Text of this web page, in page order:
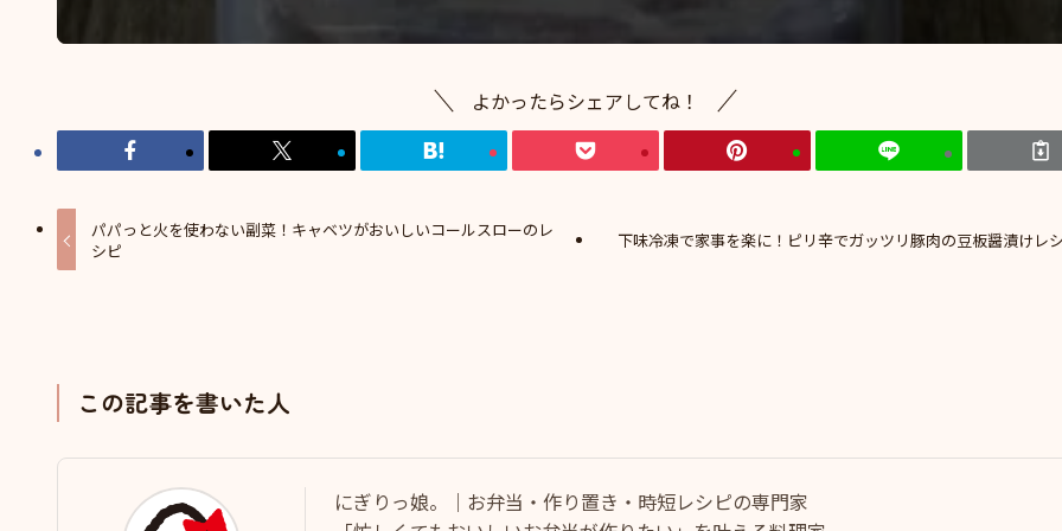
よかったらシェアしてね！
パパっと火を使わない副菜！キャベツがおいしいコールスローのレ
シピ
下味冷凍で家事を楽に！ピリ辛でガッツリ豚肉の豆板醤漬けレ
この記事を書いた人
にぎりっ娘。｜お弁当・作り置き・時短レシピの専門家